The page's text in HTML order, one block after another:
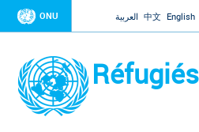
Jump to
ONU العربية 中文 English